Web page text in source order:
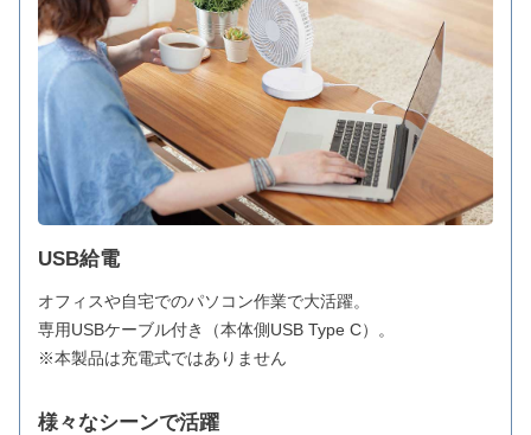
USB給電
オフィスや自宅でのパソコン作業で大活躍。
専用USBケーブル付き（本体側USB Type C）。
※本製品は充電式ではありません
様々なシーンで活躍